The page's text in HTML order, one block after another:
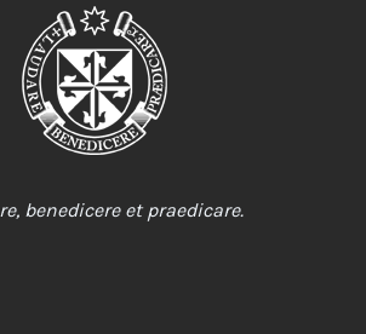
benedicere et praedicare.